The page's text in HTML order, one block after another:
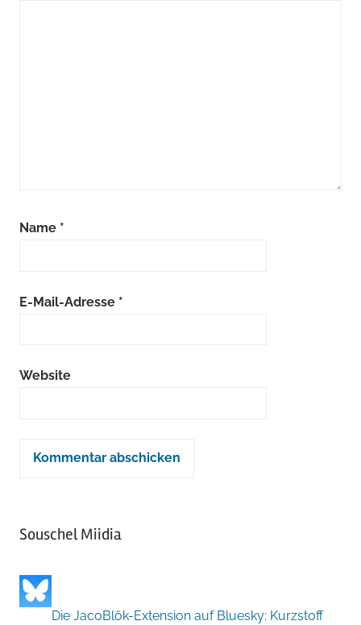
Name *
E-Mail-Adresse *
Website
Souschel Miidia
Die JacoBlök-Extension auf Bluesky: Kurzstoff